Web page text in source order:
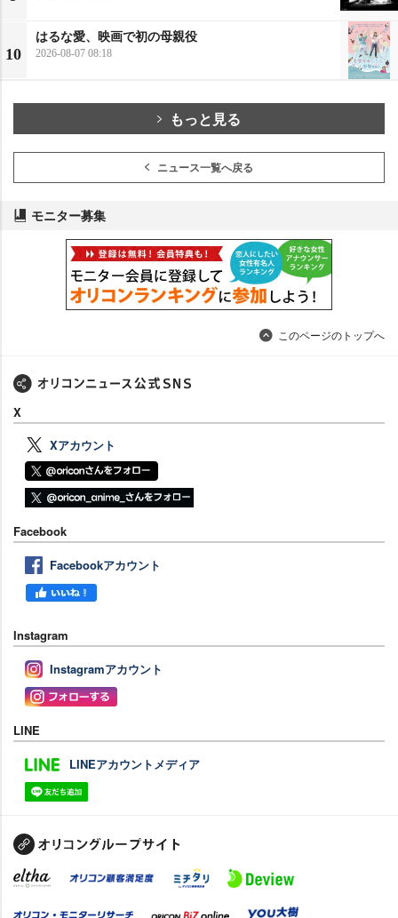
10
はるな愛、映画で初の母親役
2026-08-07 08:18
もっと見る
ニュース一覧へ戻る
モニター募集
このページのトップへ
X
Xアカウント
Facebook
Facebookアカウント
Instagram
Instagramアカウント
LINE
LINEアカウントメディア